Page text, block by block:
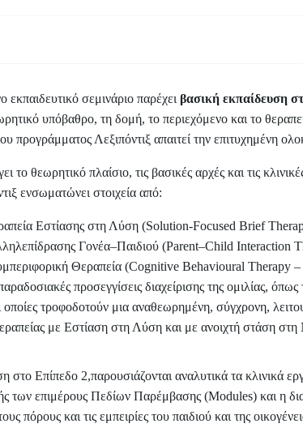
σεμινάριο παρέχει βασική εκπαίδευση
υπόβαθρο, τη δομή, το περιεχόμενο και το
προγράμματος Λεξιπόντιξ απαιτεί την επιτυχημένη
το θεωρητικό πλαίσιο, τις βασικές αρχές και τις
ενσωματώνει στοιχεία από:
Εστίασης στη Λύση (Solution-Focused Brief
Γονέα–Παιδιού (Parent–Child Interaction
Θεραπεία (Cognitive Behavioural Therapy
προσεγγίσεις διαχείρισης της ομιλίας,
τροφοδοτούν μια αναθεωρημένη, σύγχρονη,
με Εστίαση στη Λύση και με ανοιχτή στάση
στο Επίπεδο 2,παρουσιάζονται αναλυτικά τα κλινικά
των επιμέρους Πεδίων Παρέμβασης (Modules) και η
πόρους και τις εμπειρίες του παιδιού και της